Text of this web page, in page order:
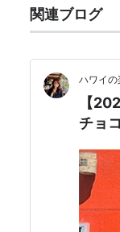
関連ブログ
ハワイ
【
チョ